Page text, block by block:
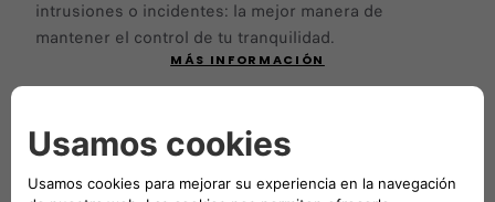
intrusiones o incidentes: la mejor manera de
mantener el control de tu tranquilidad.
MÁS INFORMACIÓN